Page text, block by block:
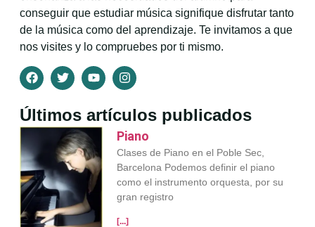
conseguir que estudiar música signifique disfrutar tanto
de la música como del aprendizaje. Te invitamos a que
nos visites y lo compruebes por ti mismo.
Últimos artículos publicados
Piano
Clases de Piano en el Poble Sec,
Barcelona Podemos definir el piano
como el instrumento orquesta, por su
gran registro
[...]